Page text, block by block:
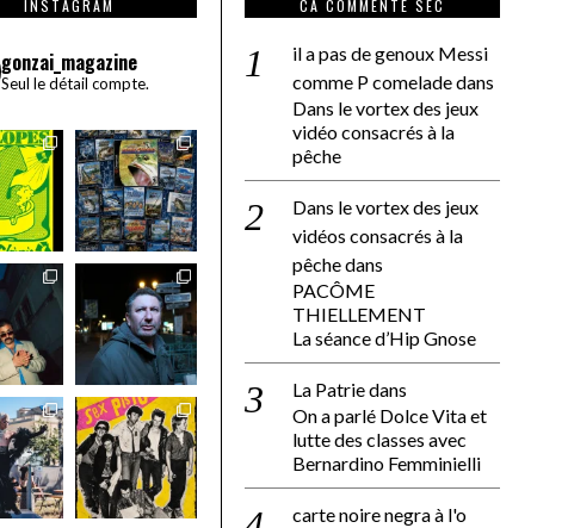
INSTAGRAM
gonzai_magazine
Seul le détail compte.
CA COMMENTE SEC
il a pas de genoux Messi
comme P comeladedans
Dans le vortex des jeux
vidéo consacrés à la
pêche
Dans le vortex des jeux
vidéos consacrés à la
pêchedans
PACÔME
THIELLEMENT
La séance d’Hip Gnose
La Patriedans
On a parlé Dolce Vita et
lutte des classes avec
Bernardino Femminielli
carte noire negra à l'o